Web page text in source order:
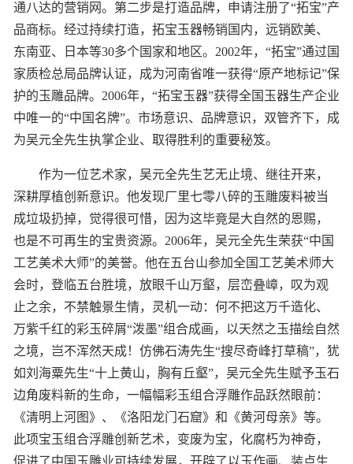
通八达的营销网。第二步是打造品牌，申请注册了“拓宝”产
品商标。经过持续打造，拓宝玉器畅销国内，远销欧美、
东南亚、日本等30多个国家和地区。2002年，“拓宝”通过国
家质检总局品牌认证，成为河南省唯一获得“原产地标记”保
护的玉雕品牌。2006年，“拓宝玉器”获得全国玉器生产企业
中唯一的“中国名牌”。市场意识、品牌意识，双管齐下，成
为吴元全先生执掌企业、取得胜利的重要秘笈。
作为一位艺术家，吴元全先生艺无止境、继往开来，
深耕厚植创新意识。他发现厂里七零八碎的玉雕废料被当
成垃圾扔掉，觉得很可惜，因为这毕竟是大自然的恩赐，
也是不可再生的宝贵资源。2006年，吴元全先生荣获“中国
工艺美术大师”的美誉。他在五台山参加全国工艺美术师大
会时，登临五台胜境，放眼千山万壑，层峦叠嶂，叹为观
止之余，不禁触景生情，灵机一动：何不把这万千造化、
万紫千红的彩玉碎屑“泼墨”组合成画，以天然之玉描绘自然
之境，岂不浑然天成！仿佛石涛先生“搜尽奇峰打草稿”，犹
如刘海粟先生“十上黄山，胸有丘壑”，吴元全先生赋予玉石
边角废料新的生命，一幅幅彩玉组合浮雕作品跃然眼前：
《清明上河图》、《洛阳龙门石窟》和《黄河母亲》等。
此项宝玉组合浮雕创新艺术，变废为宝，化腐朽为神奇，